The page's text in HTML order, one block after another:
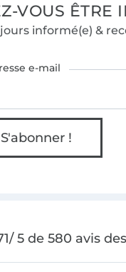
VOUS ÊTRE
informé(e) &
e-mail
S'abonner !
5 de 580 avis